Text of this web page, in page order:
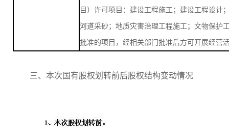
目）许可项目：建设工程施工；建设工程设计
河道采砂；地质灾害治理工程施工；文物保护
批准的项目，经相关部门批准后方可开展经营
三、本次国有股权划转前后股权结构变动情况